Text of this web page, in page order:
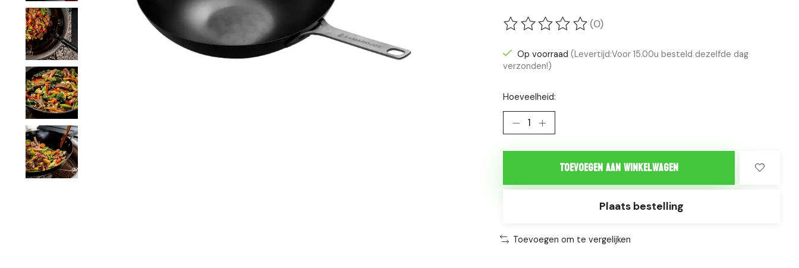
De beoordeling van dit product is
(0)
Op voorraad (Levertijd:Voor 15.00u besteld dezelfde dag
verzonden!)
Hoeveelheid:
Toevoegen aan winkelwagen
Plaats bestelling
Toevoegen om te vergelijken